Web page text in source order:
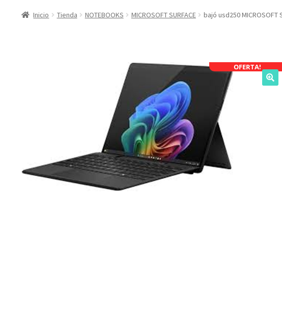
Inicio Tienda NOTEBOOKS MICROSOFT SURFACE bajó usd250 MICROSOFT
OFERTA!